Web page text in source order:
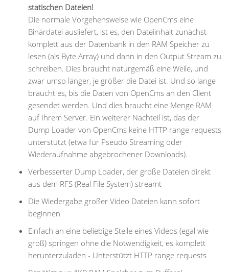
statischen Dateien!
Die normale Vorgehensweise wie OpenCms eine
Binärdatei ausliefert, ist es, den Dateiinhalt zunächst
komplett aus der Datenbank in den RAM Speicher zu
lesen (als Byte Array) und dann in den Output Stream zu
schreiben. Dies braucht naturgemäß eine Weile, und
zwar umso länger, je größer die Datei ist. Und so lange
braucht es, bis die Daten von OpenCms an den Client
gesendet werden. Und dies braucht eine Menge RAM
auf Ihrem Server. Ein weiterer Nachteil ist, das der
Dump Loader von OpenCms keine HTTP range requests
unterstützt (etwa für Pseudo Streaming oder
Wiederaufnahme abgebrochener Downloads).
Verbesserter Dump Loader, der große Dateien direkt
aus dem RFS (Real File System) streamt
Die Wiedergabe großer Video Dateien kann sofort
beginnen
Einfach an eine beliebige Stelle eines Videos (egal wie
groß) springen ohne die Notwendigkeit, es komplett
herunterzuladen - Unterstützt HTTP range requests